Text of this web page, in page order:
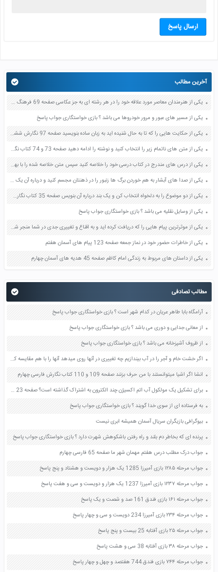
ارسال پاسخ
آخرین مطالب
یکی از هنرمندان معاصر مورد علاقه خود را در هر رشته ای به جز عکاسی صفحه 69 فرهنگ و هنر نهم
یکی از مسیر های عبور و مرور خودروها می باشد ؟ بازی خواستگاری جواب پاسخ
یکی از حکایت هایی را که تا به حال شنیده اید به زبان ساده بنویسید صفحه 97 نگارش ششم دبستان
یکی از متن های ناتمام زیر را انتخاب کنید و نوشته را ادامه دهید صفحه 73 و 74 کتاب نگارش فارسی پنجم دبستان
یکی از درس های مندرج در کتاب درسی خود را خلاصه کنید سپس متن خلاصه شده را با بهره گیری از روش های دسته بندی نمودار جدول نقشه مفهومی نشان دهید صفحه 118 نگارش یازدهم
یکی از صدا های آبشار به هم خوردن برگ ها زنبور را در ذهنتان مجسم کنید و درباره آن یک بند بنویسید صفحه 11 نگارش پنجم
یکی از دو موضوع را به دلخواه انتخاب کن و یک بند درباره آن بنویس صفحه 35 کتاب نگارش فارسی سوم
یکی از وسایل نقلیه می باشد ؟ بازی خواستگاری جواب پاسخ
یکی از موثرترین پیام هایی را که دریافت کرده اید و به اقناع و تغییری جدی در شما منجر شده است برسی کنید و علت این تاثیر گذاری قابل توجه را بنویسید صفحه 52 تفکر و سواد رسانه ای دهم
یکی از خاطرات حضور خود در نماز جمعه صفحه 123 پیام های آسمان هفتم
یکی از داستان های مربوط به زندگی امام کاظم صفحه 45 هدیه های آسمان چهارم
مطالب تصادفی
آرامگاه بابا طاهر عریان در کدام شهر است ؟ بازی خواستگاری جواب پاسخ
از معانی جدایی و دوری می باشد ؟ بازی خواستگاری جواب پاسخ
از ظروف آشپزخانه می باشد ؟ بازی خواستگاری جواب پاسخ
اگر خشت خام و آجر را در آب بیندازیم چه تغییری در آنها روی میدهد آنها را با هم مقایسه کنید صفحه 112 کتاب علوم تجربی هشتم
انشا اگر اشیا میتوانستند با من حرف بزنند صفحه 109 و 110 کتاب نگارش فارسی چهارم
برای تشکیل یک مولکول آب اتم اکسیژن چند الکترون به اشتراک گذاشته است؟ صفحه 23 علوم نهم
به فرستاده ای از سوی خدا گویند ؟ بازی خواستگاری جواب پاسخ
بیوگرافی بازیگران سریال آسمان همیشه ابری نیست
پرنده ای که بخاطر دم بلند و راه رفتن باشکوهش شهرت دارد ؟ بازی خواستگاری جواب پاسخ
جواب درک مطلب درس هفتم مهمان شهر ما صفحه 65 فارسی چهارم
جواب مرحله ۱۲۸۵ بازی آمیرزا 1285 یک هزار و دویست و هشتاد و پنج پاسخ
جواب مرحله ۱۲۳۷ بازی آمیرزا 1237 یک هزار و دویست و سی و هفت پاسخ
جواب مرحله ۱۶۱ بازی فندق 161 صد و شصت و یک پاسخ
جواب مرحله ۲۳۴ بازی آمیرزا 234 دویست و سی و چهار پاسخ
جواب مرحله ۲۵ بازی آفتابه 25 بیست و پنج پاسخ
جواب مرحله ۳۸ بازی آفتابه 38 سی و هشت پاسخ
جواب مرحله ۷۴۴ بازی فندق 744 هفتصد و چهل و چهار پاسخ